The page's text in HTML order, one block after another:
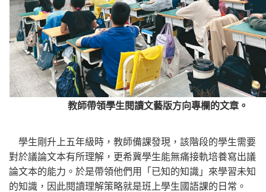
教師帶領學生閱讀文藝版方向專欄的文章。
學生剛升上五年級時，教師備課發現，該階段的學生需要
對於議論文本有所理解，更希冀學生能無痛接軌培養寫出議
論文本的能力。於是帶領他們用「已知的知識」來學習未知
的知識，因此閱讀理解策略就是班上學生國語課的日常。